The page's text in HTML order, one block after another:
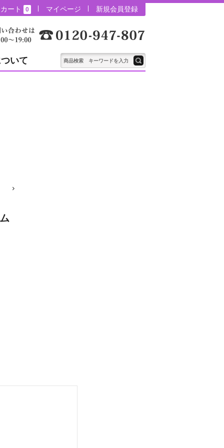
カート 0 マイページ 新規会員登録
いて